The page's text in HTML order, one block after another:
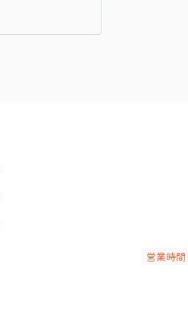
営業時間